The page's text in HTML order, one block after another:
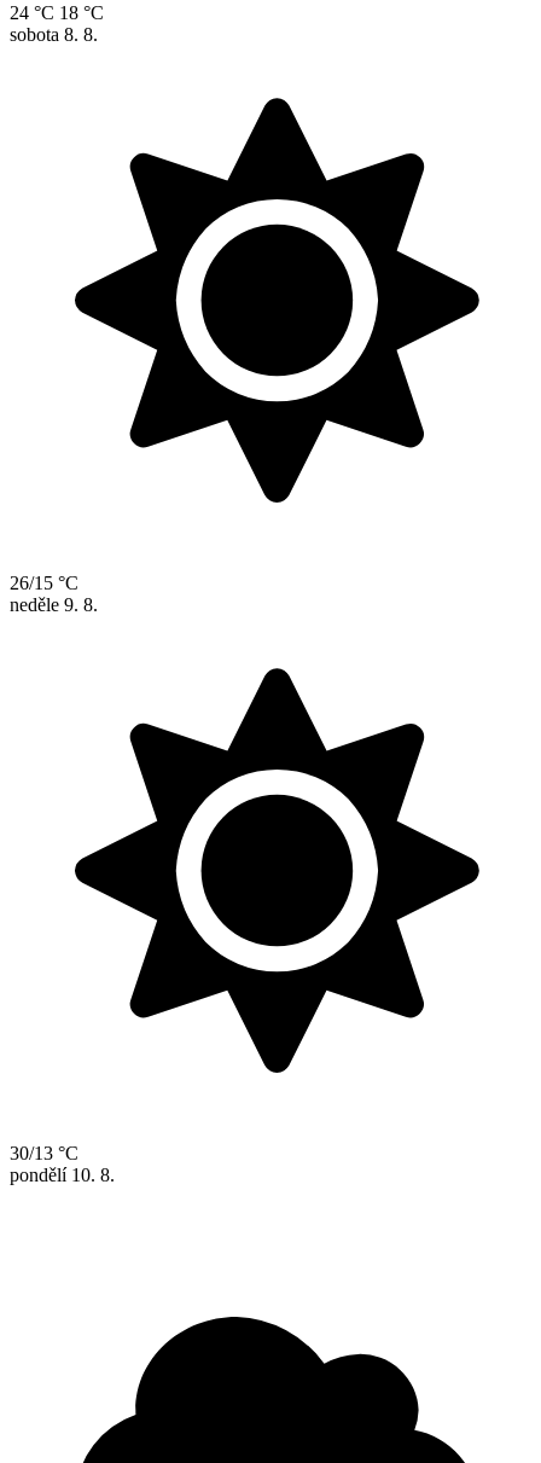
24 °C 18 °C
sobota 8. 8.
26/15 °C
neděle 9. 8.
30/13 °C
pondělí 10. 8.